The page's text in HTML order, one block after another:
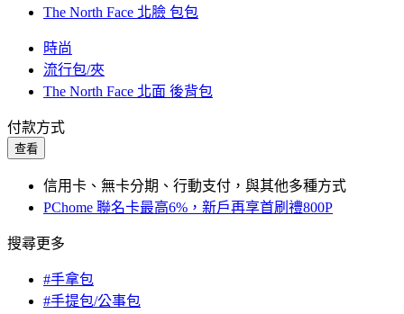
The North Face 北臉 包包
時尚
流行包/夾
The North Face 北面 後背包
付款方式
查看
信用卡、無卡分期、行動支付，與其他多種方式
PChome 聯名卡最高6%，新戶再享首刷禮800P
搜尋更多
#手拿包
#手提包/公事包